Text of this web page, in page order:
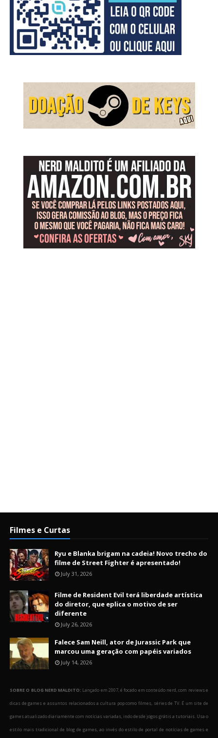
Filmes e Curtas
Ryu e Blanka brigam na cadeia! Novo trecho do
filme de Street Fighter é apresentado!
July 31, 2026
Filme de Resident Evil terá liberdade artística
do diretor, que eplica o motivo de ser
diferente
July 26, 2026
Falece Sam Neill, ator de Jurassic Park que
marcou uma geração com papéis variados
July 14, 2026
SOBRE O BLOG NERD MALDITO: Lançado em 2007, é focado em conteúdo nerd, com reviews e
dicas de games e assuntos relacionados a cultura pop como filmes, séries de TV. É um site de
games atualizado diariamente com notícias variadas, indo desde jogos grátis a tutoriais. Usa o
estilo mais tradicional de blog de games, ao invés do estilo de portal de notícias de games e